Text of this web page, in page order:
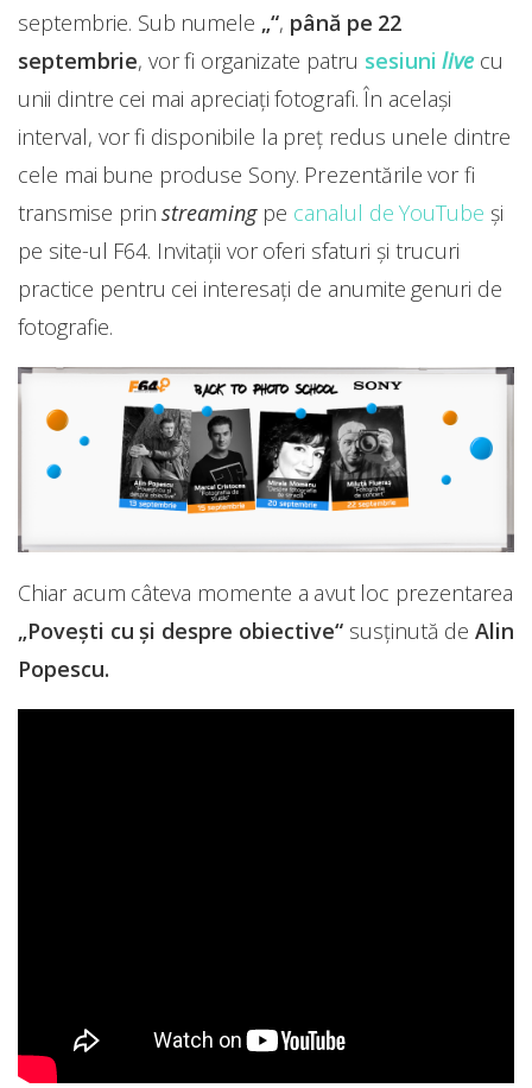
septembrie. Sub numele „“, până pe 22
septembrie, vor fi organizate patru sesiunilive cu
unii dintre cei mai apreciați fotografi. În același
interval, vor fi disponibile la preț redus unele dintre
cele mai bune produse Sony. Prezentările vor fi
transmise prinstreaming pe canalul de YouTube și
pe site-ul F64. Invitații vor oferi sfaturi și trucuri
practice pentru cei interesați de anumite genuri de
fotografie.
Chiar acum câteva momente a avut loc prezentarea
„Povești cu și despre obiective“susținută de Alin
Popescu.